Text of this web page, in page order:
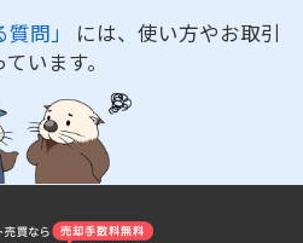
問」 には、使い方やお取引
います。